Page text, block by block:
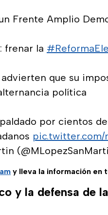
Frente Amplio
frenar la
que su
política
por cientos
pic.twitter.com/
y lleva la información en
y la defensa de